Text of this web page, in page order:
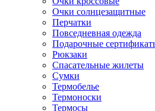
Очки солнцезащитные
Перчатки
Повседневная одежда
Подарочные
Рюкзаки
Спасательные жилеты
Сумки
Термобелье
Термоноски
Термосы